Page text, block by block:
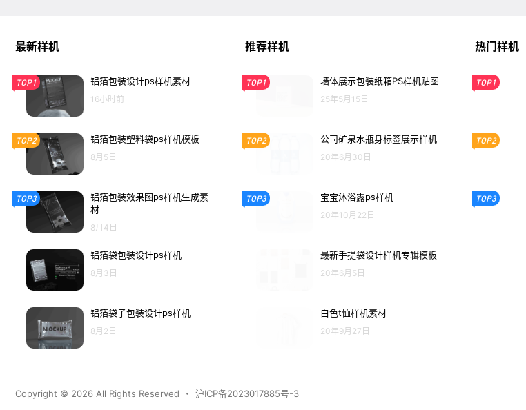
最新样机
TOP1 铝箔包装设计ps样机素材
16小时前
TOP2 铝箔包装塑料袋ps样机模板
8月5日
TOP3
铝箔包装效果图ps样机生成素
材
8月4日
铝箔袋包装设计ps样机
8月3日
铝箔袋子包装设计ps样机
8月2日
推荐样机
TOP1 墙体展示包装纸箱PS样机贴图
25年5月15日
TOP2 公司矿泉水瓶身标签展示样机
20年6月30日
TOP3 宝宝沐浴露ps样机
20年10月22日
最新手提袋设计样机专辑模板
20年6月5日
白色t恤样机素材
20年9月27日
热门样机
TOP1
TOP2
TOP3
Copyright © 2026 All Rights Reserved ・ 沪ICP备2023017885号-3